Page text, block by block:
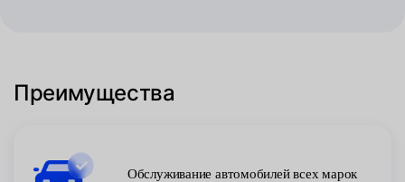
Преимущества
Обслуживание автомобилей всех марок